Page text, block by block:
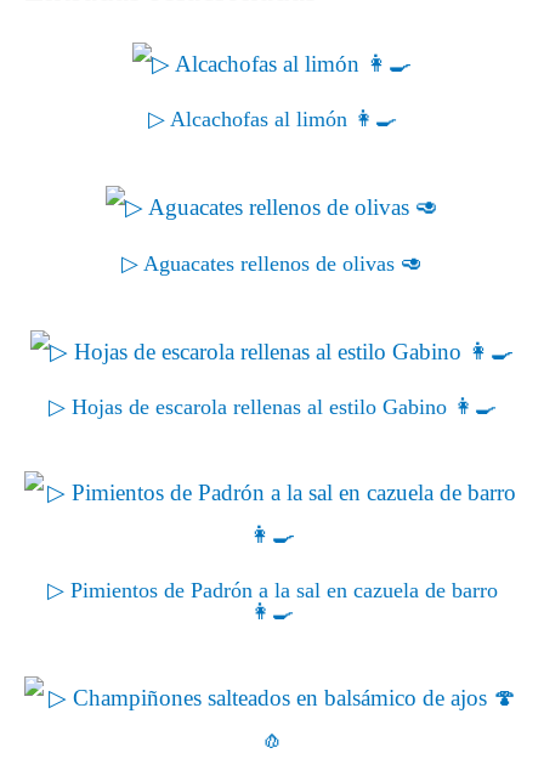
▷ Alcachofas al limón 👩‍🍳
▷ Aguacates rellenos de olivas 🥑
▷ Hojas de escarola rellenas al estilo Gabino 👩‍🍳
▷ Pimientos de Padrón a la sal en cazuela de barro
👩‍🍳